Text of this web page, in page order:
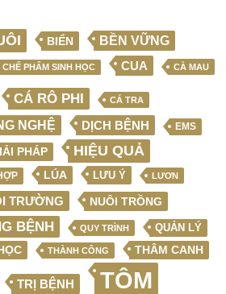
BIỂN BỀN VỮNG
CHẾ PHẨM SINH HỌC CUA CÀ MAU
CÁ RÔ PHI CÁ TRA
NGHỆ DỊCH BỆNH EMS
PHÁP HIỆU QUẢ
LÚA LƯU Ý LƯƠN
TRƯỜNG NUÔI TRỒNG
BỆNH QUY TRÌNH QUẢN LÝ
THÀNH CÔNG THÂM CANH
TRỊ BỆNH TÔM